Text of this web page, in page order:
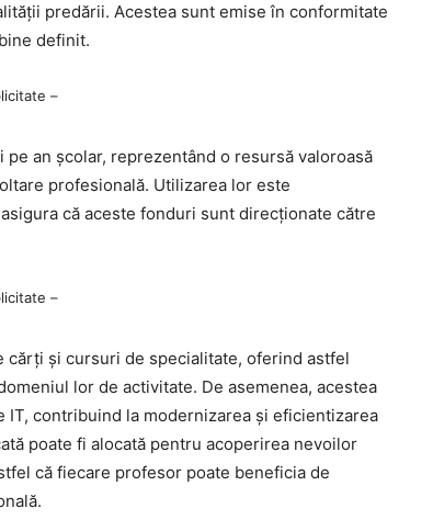
predării. Acestea sunt emise în conformitate
definit.
–
an școlar, reprezentând o resursă valoroasă
profesională. Utilizarea lor este
că aceste fonduri sunt direcționate către
–
și cursuri de specialitate, oferind astfel
lor de activitate. De asemenea, acestea
contribuind la modernizarea și eficientizarea
poate fi alocată pentru acoperirea nevoilor
că fiecare profesor poate beneficia de